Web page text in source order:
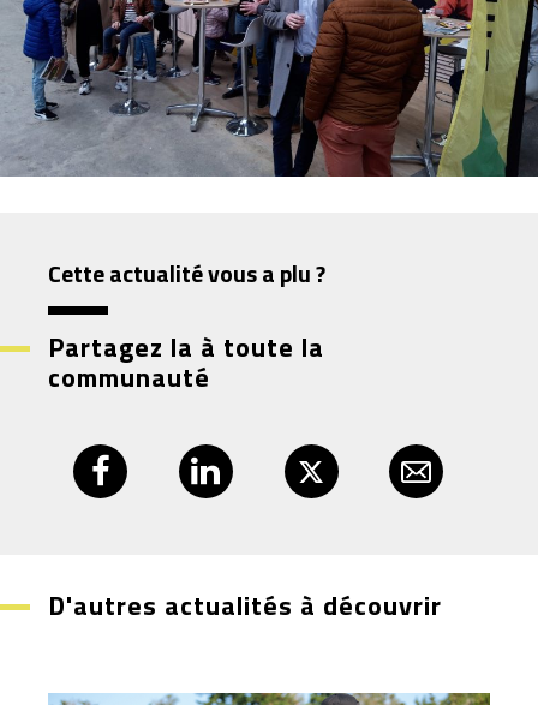
Cette actualité vous a plu ?
Partagez la à toute la
communauté
D'autres actualités à découvrir